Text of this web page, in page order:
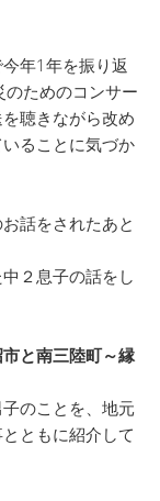
年1年を振り返
ためのコンサー
聴きながら改め
ることに気づか
話をされたあと
２息子の話をし
と南三陸町～縁
のことを、地元
ともに紹介して